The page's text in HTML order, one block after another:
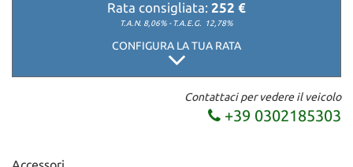
Rata consigliata: 252 €
T.A.N. 8,06% - T.A.E.G. 12,78%
CONFIGURA LA TUA RATA
Contattaci per vedere il veicolo
+39 0302185303